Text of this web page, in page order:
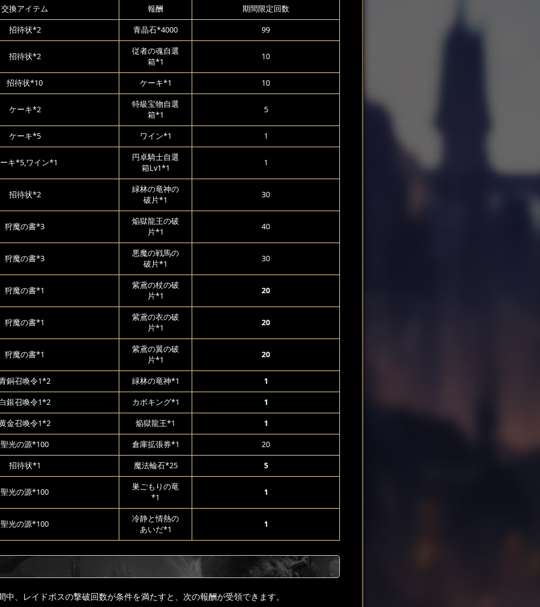
交換アイテム 報酬 期間限定回数
招待状*2 青晶石*4000 99
招待状*2
従者の魂自選
箱*1
10
招待状*10 ケーキ*1 10
ケーキ*2
特級宝物自選
箱*1
5
ケーキ*5 ワイン*1 1
キ*5,ワイン*1
円卓騎士自選
箱Lv1*1
1
招待状*2
緑林の竜神の
破片*1
30
狩魔の書*3
焔獄龍王の破
片*1
40
狩魔の書*3
悪魔の戦馬の
破片*1
30
狩魔の書*1
紫鳶の杖の破
片*1
20
狩魔の書*1
紫鳶の衣の破
片*1
20
狩魔の書*1
紫鳶の翼の破
片*1
20
銅召喚令1*2 緑林の竜神*1 1
銀召喚令1*2 カボキング*1 1
金召喚令1*2 焔獄龍王*1 1
聖光の源*100 倉庫拡張券*1 20
招待状*1 魔法輪石*25 5
聖光の源*100
巣ごもりの竜
*1
1
聖光の源*100
冷静と情熱の
あいだ*1
1
中、レイドボスの撃破回数が条件を満たすと、次の報酬が受領できます。